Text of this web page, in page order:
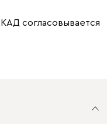
согласовывается